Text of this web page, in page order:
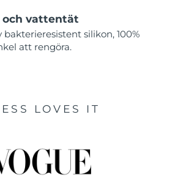
och vattentät
bakterieresistent silikon, 100%
att rengöra.
LOVES IT